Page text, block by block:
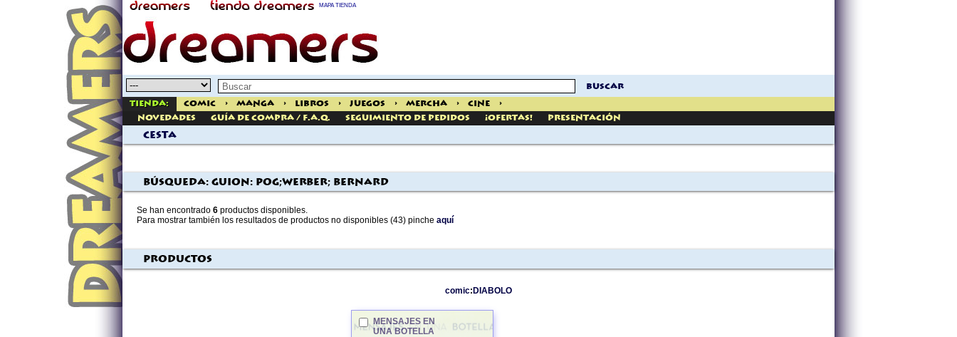
MAPA TIENDA
buscar
Tienda: Comic > Manga > Libros > Juegos > Mercha > Cine
>
Novedades
Guía de Compra / F.A.Q. Seguimiento de pedidos ¡Ofertas! Presentación
Cesta
Búsqueda: guion: Pog;werber; Bernard
Se han encontrado 6 productos disponibles.
Para mostrar también los resultados de productos no disponibles (43) pinche aquí
Productos
comic:DIABOLO
MENSAJES EN
UNA BOTELLA